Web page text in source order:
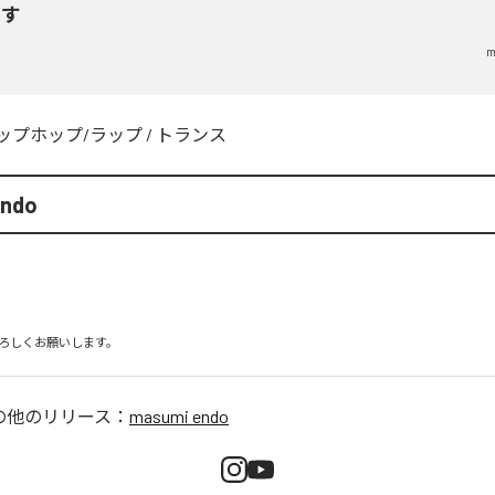
プホップ/ラップ / トランス
しくお願いします。
他のリリース： masumi endo